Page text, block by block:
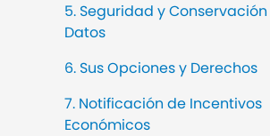
5. Seguridad y
Datos
6. Sus Opciones y Derechos
7. Notificación de Incentivos
Económicos